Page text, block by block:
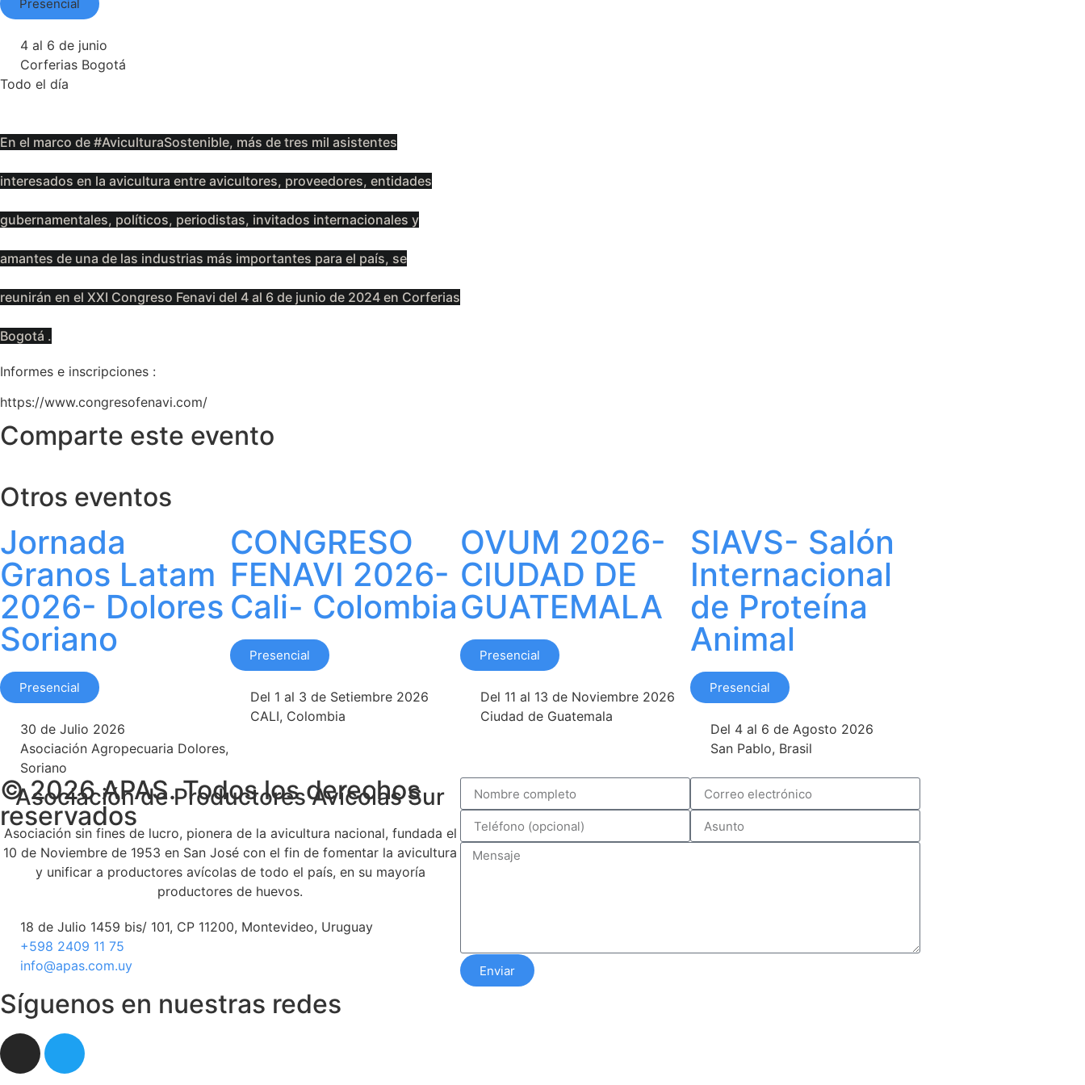
Presencial
4 al 6 de junio
Corferias Bogotá
Todo el día
En el marco de #AviculturaSostenible, más de tres mil asistentes
interesados en la avicultura entre avicultores, proveedores, entidades
gubernamentales, políticos, periodistas, invitados internacionales y
amantes de una de las industrias más importantes para el país, se
reunirán en el XXI Congreso Fenavi del 4 al 6 de junio de 2024 en Corferias
Bogotá .
Informes e inscripciones :
https://www.congresofenavi.com/
Comparte este evento
Otros eventos
Jornada
Granos Latam
2026- Dolores
Soriano
Presencial
30 de Julio 2026
Asociación Agropecuaria Dolores,
Soriano
CONGRESO
FENAVI 2026-
Cali- Colombia
Presencial
Del 1 al 3 de Setiembre 2026
CALI, Colombia
OVUM 2026-
CIUDAD DE
GUATEMALA
Presencial
Del 11 al 13 de Noviembre 2026
Ciudad de Guatemala
SIAVS- Salón
Internacional
de Proteína
Animal
Presencial
Del 4 al 6 de Agosto 2026
San Pablo, Brasil
Asociación de Productores Avícolas Sur
Asociación sin fines de lucro, pionera de la avicultura nacional, fundada el
10 de Noviembre de 1953 en San José con el fin de fomentar la avicultura
y unificar a productores avícolas de todo el país, en su mayoría
productores de huevos.
18 de Julio 1459 bis/ 101, CP 11200, Montevideo, Uruguay
+598 2409 11 75
info@apas.com.uy
Síguenos en nuestras redes
© 2026 APAS. Todos los derechos
reservados
Enviar